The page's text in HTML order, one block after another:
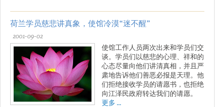
荷兰学员慈悲讲真象，使馆冷漠“迷不醒”
2001-09-02
使馆工作人员两次出来和学员们交
谈。学员们以慈悲的心理、祥和的
心态尽量向他们讲清真相，并且严
肃地告诉他们善恶必报是天理。他
们拒绝接收学员的请愿书，也拒绝
向江泽民政府转达我们的请愿。
更多 ...